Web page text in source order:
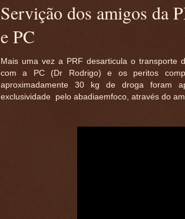
Servição dos amigos da
e PC
Mais uma vez a PRF desarticula o transporte
com a PC (Dr Rodrigo) e os peritos
aproximadamente 30 kg de droga foram
exclusividade pelo abadiaemfoco, através do